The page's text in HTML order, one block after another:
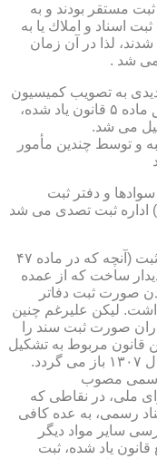
مستقر بودند و به
اسناد و املاك یا به
لذا در آن زمان
شد .
جدیدی به تصویب كمیسیون
عدلیه مجلس شورای ملی رسید كه مطابق ماده ۵ قانون یاد شده،
می شد.
و توسط چندین مأمور
و دفتر ثبت
اداره ثبت تصدی می شد
قانون یاد شده، در شرح وظائف مباشرین ثبت (آنچه كه در ماده ۴۷
ساخت كه از عمده
صورت ثبت دفاتر
لیكن علیرغم چنین
صورت ثبت سند را
قانون مربوط به تشكیل
مستقل دفترخانه های اسناد رسمی، به سال ۱۳۰۷ باز می گردد.
رسمی مصوب
ملی، در نقاطی كه
رسمی، به عده كافی
سایر مواد دیگر
یاد شده، ثبت